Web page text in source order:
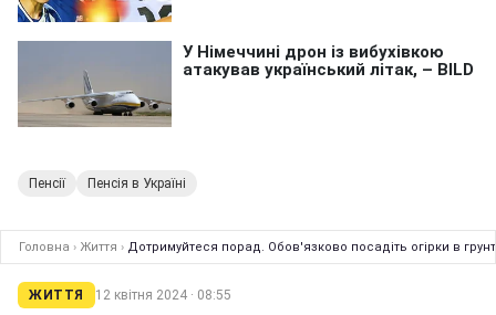
Пенсії Пенсія в Україні
Головна › Життя › Дотримуйтеся порад. Обов'язково посадіть огірки в
ЖИТТЯ 12 квітня 2024 · 08:55